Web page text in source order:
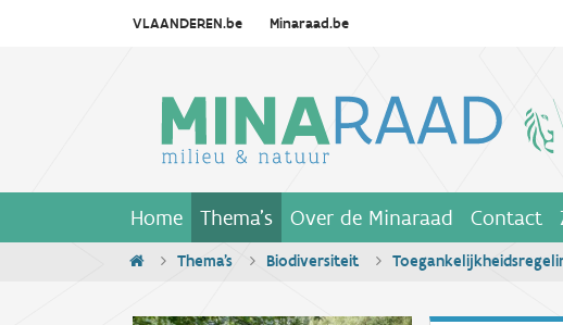
VLAANDEREN.be Minaraad.be
Home Thema's Over de Minaraad Contact
Thema's Biodiversiteit